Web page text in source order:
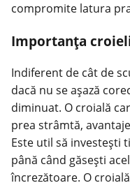
compromite latura
Importanța
Indiferent de cât de
dacă nu se așază
diminuat. O croială
prea strâmtă,
Este util să investești
până când găsești
încrezătoare. O